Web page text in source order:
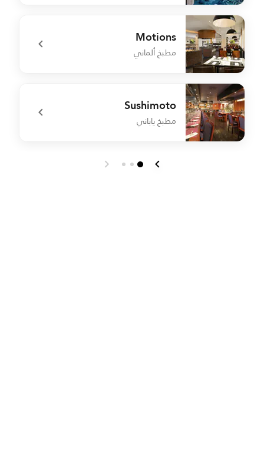
undefined Main Tapas Lounge
Motions
مطبخ ألماني
undefined Motions
Sushimoto
مطبخ ياباني
undefined Sushimoto